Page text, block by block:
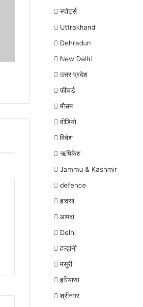
स्पोर्ट्स
Uttrakhand
Dehradun
New Delhi
उत्तर प्रदेश
फीचर्ड
मौसम
वीडियो
विदेश
ऋषिकेश
Jammu & Kashmir
defence
हादसा
आपदा
Delhi
हल्द्वानी
मसूरी
हरियाणा
श्रीनगर